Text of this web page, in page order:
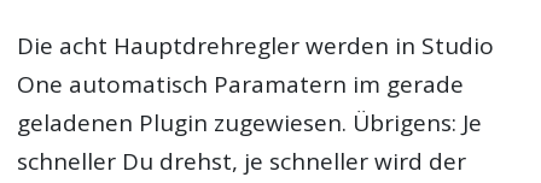
Die acht Hauptdrehregler werden in Studio
One automatisch Paramatern im gerade
geladenen Plugin zugewiesen. Übrigens: Je
schneller Du drehst, je schneller wird der